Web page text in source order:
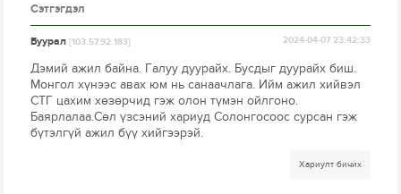
Сэтгэгдэл
Буурал[103.57.92.183] 2024-04-07 23:42:33
Дэмий ажил байна. Галуу дуурайх. Бусдыг дуурайх биш.
Монгол хүнээс авах юм нь санаачлага. Ийм ажил хийвэл
СТГ цахим хөзөрчид гэж олон түмэн ойлгоно.
Баярлалаа.Сөл үзсэний хариуд Солонгосоос сурсан гэж
бүтэлгүй ажил бүү хийгээрэй.
Хариулт бичих